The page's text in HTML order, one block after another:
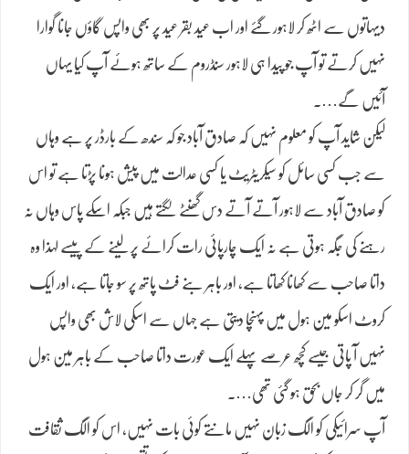
دیہاتوں سے اٹھ کر لاہور گئے اور اب عید بقر عید پر بھی واپس گاؤں جانا گوارا
نہیں کرتے تو آپ جو پیدا ہی لاہور سنڈروم کے ساتھ ہوئے آپ کیا یہاں
آئیں گے….
لیکن شاید آپ کو معلوم نہیں کہ صادق آباد جو کہ سندھ کے بارڈر پر ہے وہاں
سے جب کسی سائل کو سیکریٹریٹ یا کسی عدالت میں پیش ہونا پڑتا ہے تو اس
کو صادق آباد سے لاہور آتے آتے دس گھنٹے لگتے ہیں جبکہ اسکے پاس وہاں نہ
رہنے کی جگہ ہوتی ہے نہ ایک چارپائی رات کرائے پر لینے کے پیسے لہذا وہ
داتا صاحب سے کھانا کھاتا ہے، اور باہر بنے فٹ پاتھ پر سو جاتا ہے، اور ایک
کروٹ اسکو مین ہول میں پہنچا دیتی ہے جہاں سے اسکی لاش بھی واپس
نہیں آ پاتی جیسے کچھ عرصے پہلے ایک عورت داتا صاحب کے باہر مین ہول
میں گر کر جاں بحق ہو گئی تھی….
آپ سرائیکی کو الگ زبان نہیں مانتے کوئی بات نہیں، اس کو الگ ثقافت